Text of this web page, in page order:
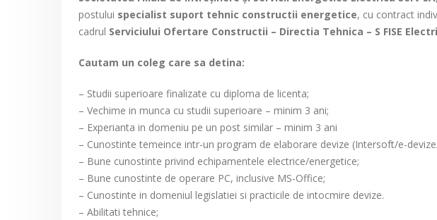
postului specialist suport tehnic constructii energetice, cu contract
cadrul Serviciului Ofertare Constructii – Directia Tehnica – S FISE
Cautam un coleg care sa detina:
– Studii superioare finalizate cu diploma de licenta;
– Vechime in munca cu studii superioare – minim 3 ani;
– Experianta in domeniu pe un post similar – minim 3 ani
– Cunostinte temeince intr-un program de elaborare devize (Intersoft/e-
– Bune cunostinte privind echipamentele electrice/energetice;
– Bune cunostinte de operare PC, inclusive MS-Office;
– Cunostinte in domeniul legislatiei si practicile de intocmire devize.
– Abilitati tehnice;